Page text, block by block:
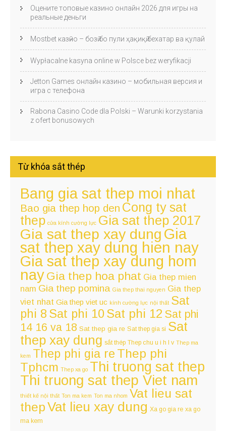
Оцените топовые казино онлайн 2026 для игры на
реальные деньги
Mostbet казӣно – бозӣ бо пули ҳақиқӣ бехатар ва қулай
Wypłacalne kasyna online w Polsce bez weryfikacji
Jetton Games онлайн казино – мобильная версия и
игра с телефона
Rabona Casino Code dla Polski – Warunki korzystania
z ofert bonusowych
Từ khóa sắt thép
Bang gia sat thep moi nhat
Bao gia thep hop den Cong ty sat
thep cửa kính cường lực Gia sat thep 2017
Gia sat thep xay dung Gia
sat thep xay dung hien nay
Gia sat thep xay dung hom
nayGia thep hoa phat Gia thep mien
nam Gia thep pomina Gia thep thai nguyen Gia thep
viet nhat Gia thep viet uc kính cường lực nội thất Sat
phi 8 Sat phi 10Sat phi 12 Sat phi
14 16 va 18 Sat thep gia re Sat thep gia si Sat
thep xay dung sắt thép Thep chu u i h l v Thep ma
kem Thep phi gia re Thep phi
Tphcm Thep xa go Thi truong sat thep
Thi truong sat thep Viet nam
thiết kế nội thất Ton ma kem Ton ma nhom Vat lieu sat
thepVat lieu xay dung Xa go gia re xa go
ma kem